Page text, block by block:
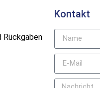
Rückgaben
Kontakt